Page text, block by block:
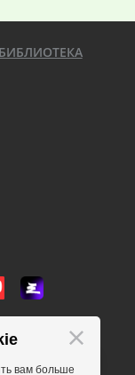
БИБЛИОТЕКА
вам больше